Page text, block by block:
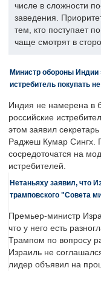
числе в сложности
заведения.
тем, кто поступает
чаще смотрят в
Министр обороны Индии
истребитель покупать
Индия не намерена в
российские
этом заявил
Раджеш Кумар Сингх.
сосредоточатся на
истребителей.
Нетаньяху заявил, что
трамповского "Совета
Премьер-министр
что у него есть
Трампом по вопросу
Израиль не
лидер объявил на